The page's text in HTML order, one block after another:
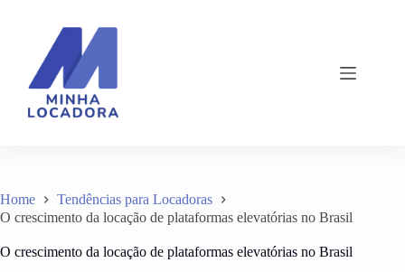
conteúdo
Home
Tendências para Locadoras
O crescimento da locação de plataformas elevatórias no Brasil
O crescimento da locação de plataformas elevatórias no Brasil